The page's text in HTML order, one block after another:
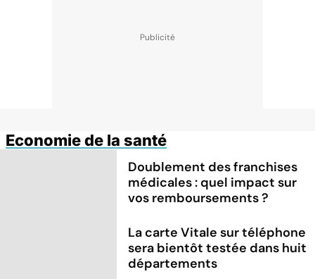
Economie de la santé
Doublement des franchises
médicales : quel impact sur
vos remboursements ?
La carte Vitale sur téléphone
sera bientôt testée dans huit
départements